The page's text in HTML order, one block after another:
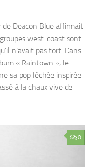
de Deacon Blue affirmait
west-coast sont
n’avait pas tort. Dans
« Raintown », le
sa pop léchée inspirée
à la chaux vive de
0